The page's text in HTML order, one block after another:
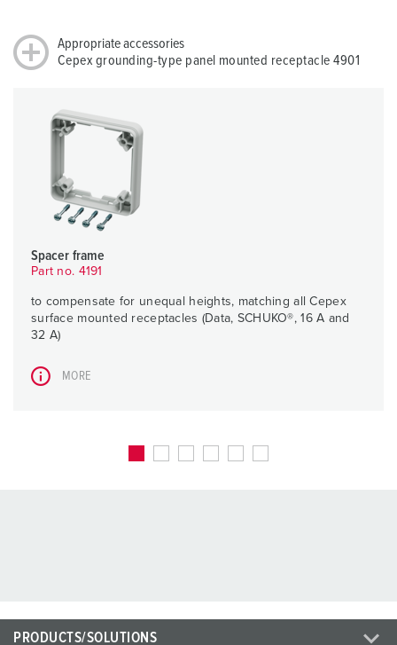
Appropriate accessories
Cepex grounding-type panel mounted receptacle 4901
Spacer frame
Part no. 4191
to compensate for unequal heights, matching all Cepex
surface mounted receptacles (Data, SCHUKO®, 16 A and
32 A)
MORE
PRODUCTS/SOLUTIONS